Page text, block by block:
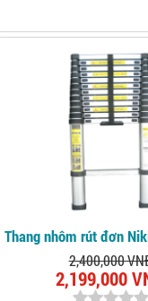
Thang nhôm rút đơn
2,400,000
2,199,000